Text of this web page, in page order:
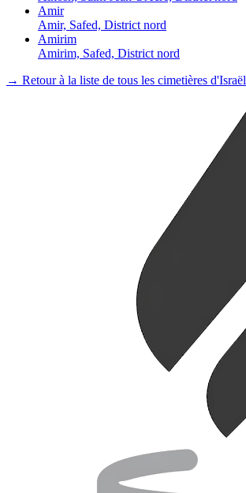
Amir
Amir, Safed, District nord
Amirim
Amirim, Safed, District nord
→ Retour à la liste de tous les cimetières d'Israël